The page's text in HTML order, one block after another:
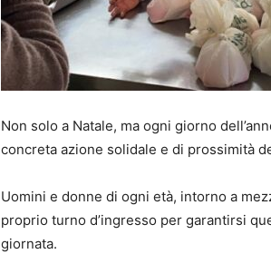
Non solo a Natale, ma ogni giorno
concreta azione solidale e di prossimità
Uomini e donne di ogni età, intorno a
proprio turno d’ingresso per garantirsi
giornata.